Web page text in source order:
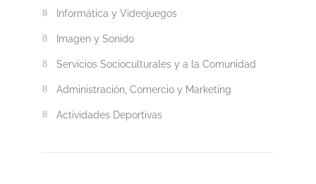
Informática y Videojuegos
Imagen y Sonido
Servicios Socioculturales y a la Comunidad
Administración, Comercio y Marketing
Actividades Deportivas